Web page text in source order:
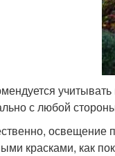
с любой
освещение
красками, как